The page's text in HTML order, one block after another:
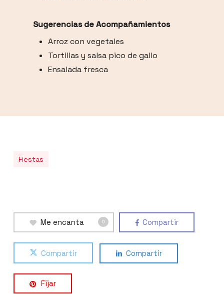
Sugerencias de Acompañamientos
Arroz con vegetales
Tortillas y salsa pico de gallo
Ensalada fresca
Fiestas
Me encanta 0 Compartir
Compartir Compartir
Fijar